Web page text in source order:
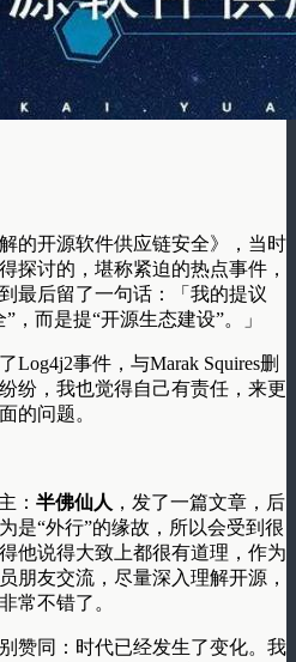
的开源软件供应链安全》，当时
探讨的，堪称紧迫的热点事件，
最后留了一句话：「我的提议
，而是提“开源生态建设”。」
事件，与Marak Squires删
纷，我也觉得自己有责任，来更
的问题。
： 半佛仙人 ，发了一篇文章，后
是“外行”的缘故，所以会受到很
他说得大致上都很有道理，作为
朋友交流，尽量深入理解开源，
常不错了。
赞同：时代已经发生了变化。我